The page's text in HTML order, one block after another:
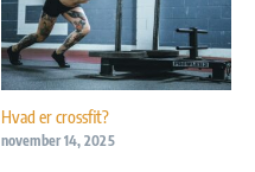
Hvad er crossfit?
november 14, 2025